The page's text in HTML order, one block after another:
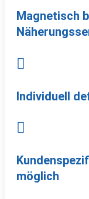
Magnetisch

Individuell

möglich